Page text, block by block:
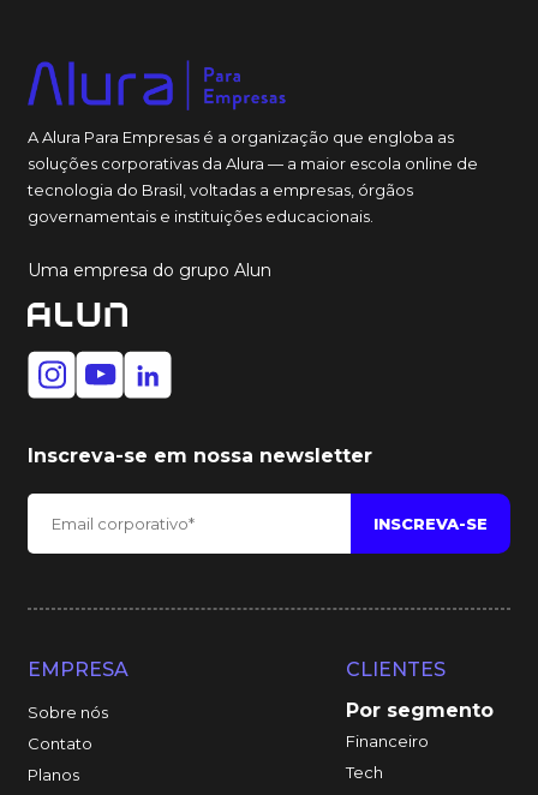
A Alura Para Empresas é a organização que engloba as
soluções corporativas da Alura — a maior escola online de
tecnologia do Brasil, voltadas a empresas, órgãos
governamentais e instituições educacionais.
Uma empresa do grupo Alun
Inscreva-se em nossa newsletter
EMPRESA
Sobre nós
Contato
Planos
CLIENTES
Por segmento
Financeiro
Tech